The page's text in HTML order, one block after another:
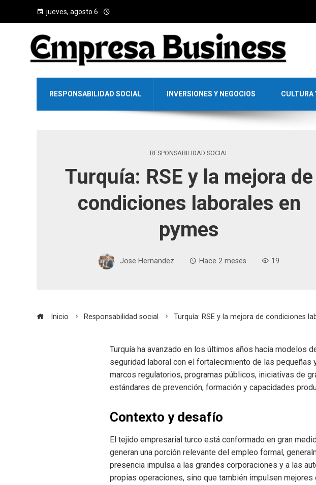
jueves, agosto 6
RESPONSABILIDAD SOCIAL INVERSIONES Y NEGOCIOS CULTURA
RESPONSABILIDAD SOCIAL
Turquía: RSE y la mejora de
condiciones laborales en
pymes
Jose Hernandez Hace 2 meses 19
Inicio Responsabilidad social Turquía: RSE y la mejora de condiciones
Turquía ha avanzado en los últimos años hacia modelos
seguridad laboral con el fortalecimiento de las
marcos regulatorios, programas públicos, iniciativas de
estándares de prevención, formación y capacidades
Contexto y desafío
El tejido empresarial turco está conformado en gran
generan una porción relevante del empleo formal,
presencia impulsa a las grandes corporaciones y a las
propias operaciones, sino que también impulsen